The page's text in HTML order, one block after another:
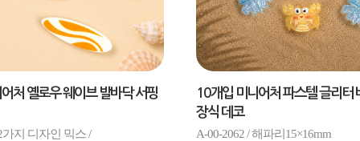
처 옐로우 웨이브 발바닥 서핑
가지 디자인 믹스 /
10개입 미니어처 파스텔 글리터
장식 데코
A-00-2062 / 해파리15×16mm